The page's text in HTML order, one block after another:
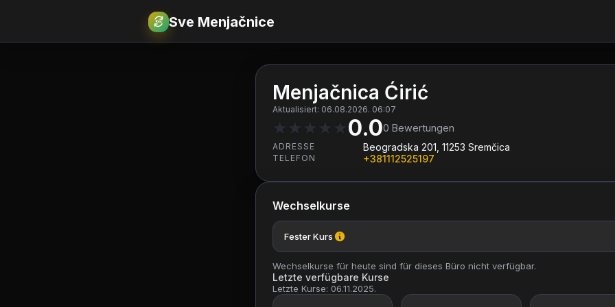
€RSD Sve Menjačnice
Menjačnica Ćirić
Aktualisiert: 06.08.2026. 06:07
★ ★ ★ ★ ★0.00 Bewertungen
ADRESSE Beogradska 201, 11253 Sremčica
TELEFON +381112525197
Wechselkurse
Fester Kurs
Wechselkurse für heute sind für dieses Büro nicht verfügbar.
Letzte verfügbare Kurse
Letzte Kurse: 06.11.2025.